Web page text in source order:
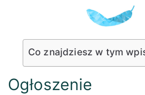
Co znajdziesz w tym
Ogłoszenie